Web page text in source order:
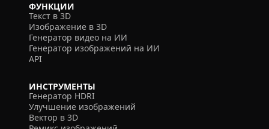
ФУНКЦИИ
Текст в 3D
Изображение в 3D
Генератор видео на ИИ
Генератор изображений на ИИ
API
ИНСТРУМЕНТЫ
Генератор HDRI
Улучшение изображений
Вектор в 3D